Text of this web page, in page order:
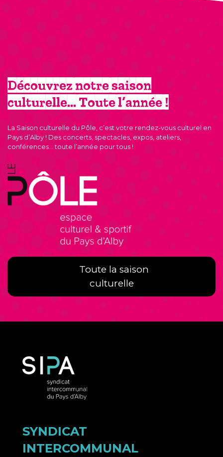
Découvrez notre saison
culturelle… Toute l’année !
La Saison culturelle du Pôle, c’est votre rendez-vous culturel en
Pays d’Alby ! Des concerts, spectacles, expos, ateliers,
conférences… toute l’année pour tous !
Toute la saison
culturelle
SYNDICAT
INTERCOMMUNAL